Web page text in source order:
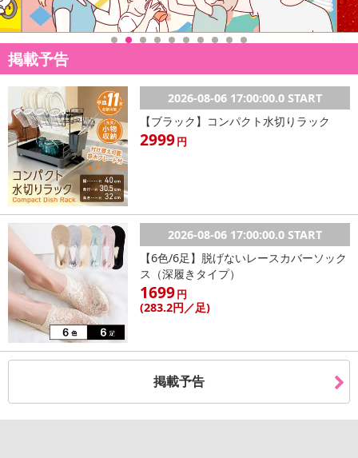
掲載予告
2026-08-06 17:00:00.0 START
【ブラック】コンパクト水切りラック
2999円
2026-08-06 17:00:00.0 START
【6色/6足】脱げないレースカバーソック
ス（深履きタイプ）
1699円
(283.2円／足)
掲載予告